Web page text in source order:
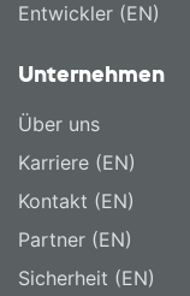
Entwickler (EN)
Unternehmen
Über uns
Karriere (EN)
Kontakt (EN)
Partner (EN)
Sicherheit (EN)